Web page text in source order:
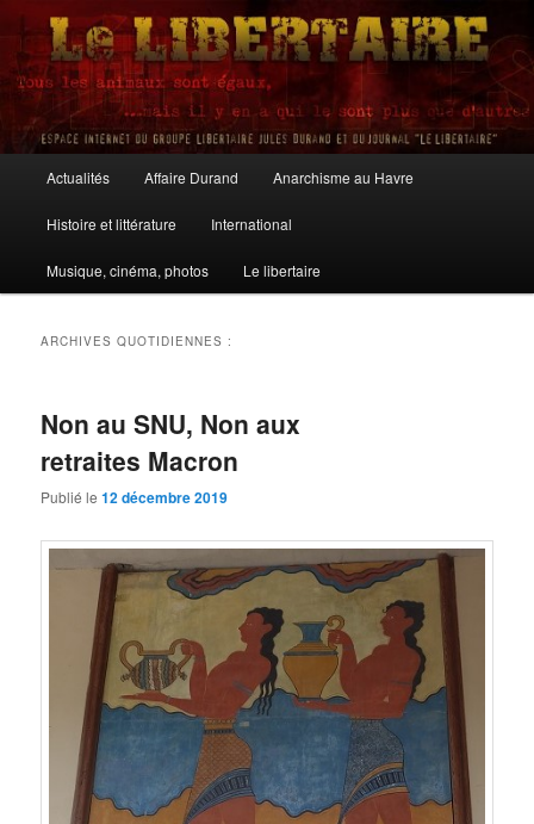
Aller
contenu
principal
Aller
contenu
secondaire
Le Libertaire
principal
Actualités Affaire Durand Anarchisme au Havre
Histoire et littérature International
Musique, cinéma, photos Le libertaire
ARCHIVES QUOTIDIENNES :
Non au SNU, Non aux
retraites Macron
Publié le12 décembre 2019